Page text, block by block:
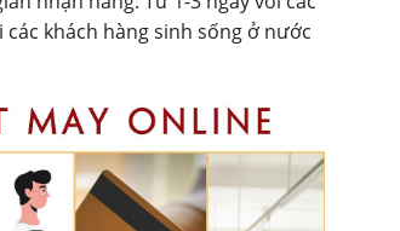
khách hàng sinh sống ở nước